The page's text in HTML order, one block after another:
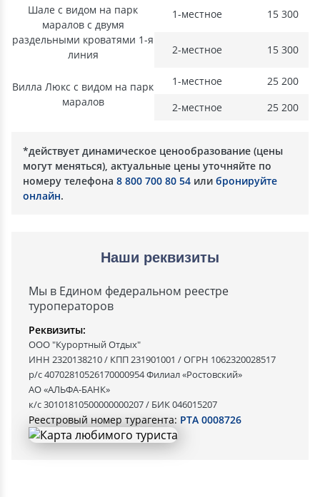
Шале с видом на парк
маралов c двумя
раздельными кроватями 1-я
линия
1-местное 15 300
2-местное 15 300
Вилла Люкс с видом на парк
маралов
1-местное
25 200
2-местное
25 200
*действует динамическое ценообразование (цены
могут меняться), актуальные цены уточняйте по
номеру телефона 8 800 700 80 54 или бронируйте
онлайн.
Наши реквизиты
Мы в Едином федеральном реестре
туроператоров
Реквизиты:
ООО "Курортный Отдых"
ИНН 2320138210 / КПП 231901001 / ОГРН 1062320028517
р/с 40702810526170000954 Филиал «Ростовский»
АО «АЛЬФА-БАНК»
к/с 30101810500000000207 / БИК 046015207
Реестровый номер турагента: РТА 0008726